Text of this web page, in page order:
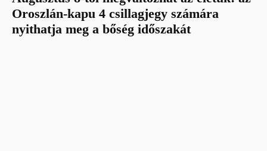
Oroszlán-kapu 4 csillagjegy számára
nyithatja meg a bőség időszakát